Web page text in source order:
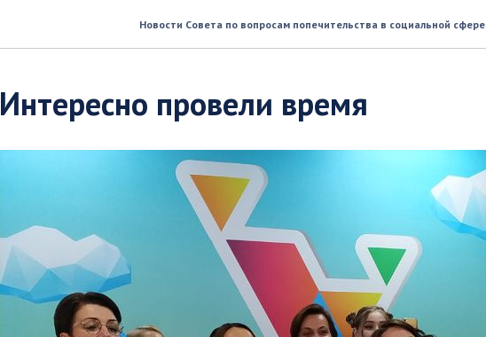
Новости Совета по вопросам попечительства в социальной сфере
Интересно провели время